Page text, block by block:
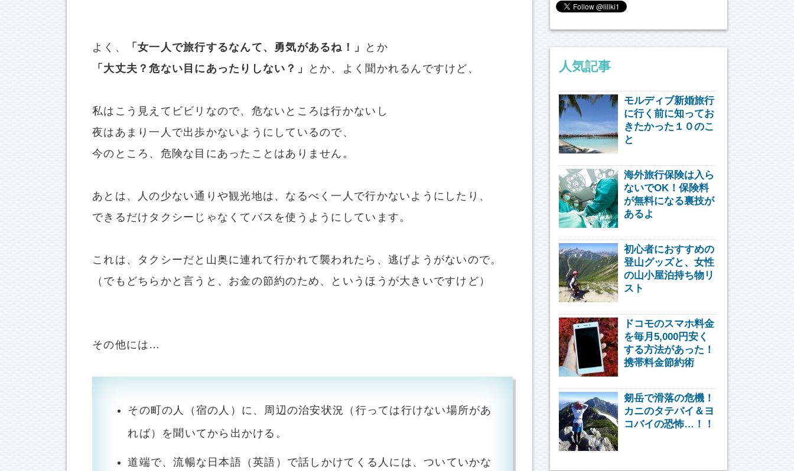
よく、 「女一人で旅行するなんて、勇気があるね！」
とか
「大丈夫？危ない目にあったりしない？」
とか、よく聞かれるんですけど、
私はこう見えてビビリなので、危ないところは行かないし
夜はあまり一人で出歩かないようにしているので、
今のところ、危険な目にあったことはありません。
あとは、人の少ない通りや観光地は、なるべく一人で行かないようにしたり、
できるだけタクシーじゃなくてバスを使うようにしています。
これは、タクシーだと山奥に連れて行かれて襲われたら、逃げようがないので。
（でもどちらかと言うと、お金の節約のため、というほうが大きいですけど）
その他には…
その町の人（宿の人）に、周辺の治安状況（行っては行けない場所があ
れば）を聞いてから出かける。
道端で、流暢な日本語（英語）で話しかけてくる人には、ついていかな
人気記事
モルディブ新婚旅行
に行く前に知ってお
きたかった１０のこ
と
海外旅行保険は入ら
ないでOK！保険料
が無料になる裏技が
あるよ
初心者におすすめの
登山グッズと、女性
の山小屋泊持ち物リ
スト
ドコモのスマホ料金
を毎月5,000円安く
する方法があった！
携帯料金節約術
剱岳で滑落の危機！
カニのタテバイ＆ヨ
コバイの恐怖…！！